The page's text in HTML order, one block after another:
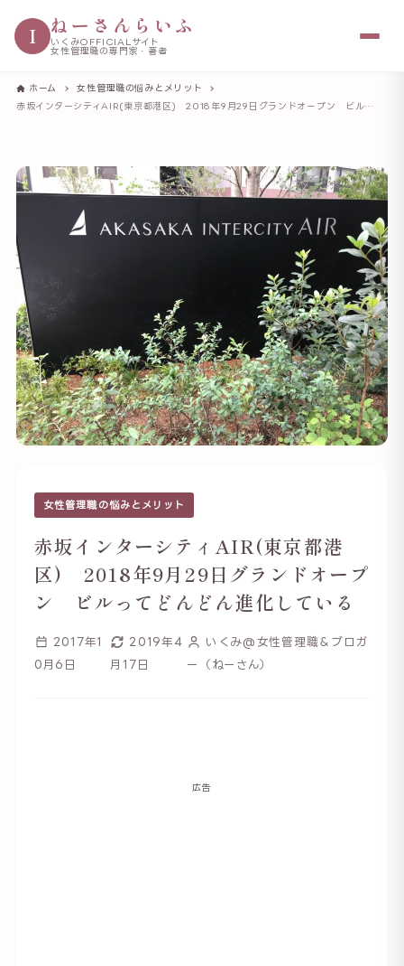
I ねーさんらいふ
いくみOFFICIALサイト
女性管理職の専門家・著者
ホーム
女性管理職の悩みとメリット
赤坂インターシティAIR(東京都港区) 2018年9月29日グランドオープン ビルってどんどん進化している
女性管理職の悩みとメリット
赤坂インターシティAIR(東京都港
区) 2018年9月29日グランドオープ
ン ビルってどんどん進化している
2017年1
0月6日
2019年4
月17日
いくみ@女性管理職＆ブロガ
ー（ねーさん）
広告